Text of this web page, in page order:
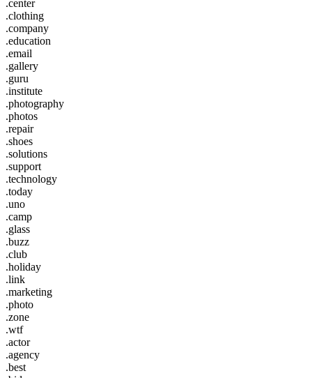
.center
.clothing
.company
.education
.email
.gallery
.guru
.institute
.photography
.photos
.repair
.shoes
.solutions
.support
.technology
.today
.uno
.camp
.glass
.buzz
.club
.holiday
.link
.marketing
.photo
.zone
.wtf
.actor
.agency
.best